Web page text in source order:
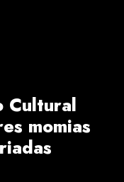
Cultural
momias